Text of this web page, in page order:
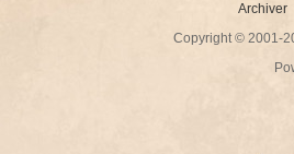
Archiver
Copyright © 2001-